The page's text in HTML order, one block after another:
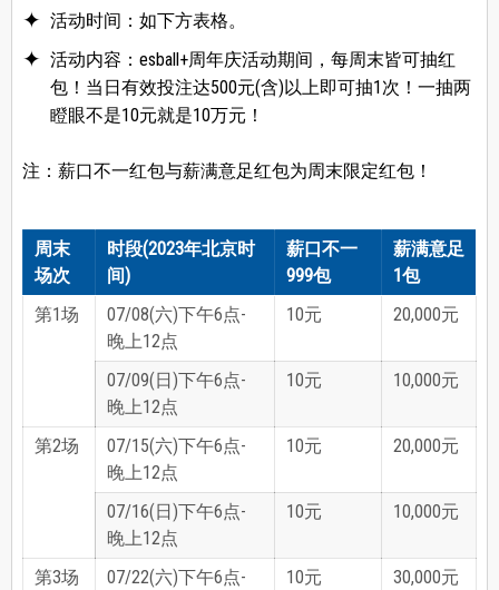
活动时间：如下方表格。
活动内容：esball+周年庆活动期间，每周末皆可抽红
包！当日有效投注达500元(含)以上即可抽1次！一抽两
瞪眼不是10元就是10万元！
注：薪口不一红包与薪满意足红包为周末限定红包！
周末
场次
时段(2023年北京时
间)
薪口不一
999包
薪满意足
1包
第1场
07/08(六)下午6点-
晚上12点
10元 20,000元
07/09(日)下午6点-
晚上12点
10元 10,000元
第2场
07/15(六)下午6点-
晚上12点
10元 20,000元
07/16(日)下午6点-
晚上12点
10元 10,000元
第3场
07/22(六)下午6点-
10元 30,000元